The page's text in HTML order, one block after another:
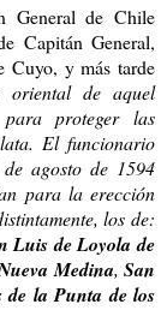
General de Chile
Capitán General,
Cuyo, y más tarde
oriental de aquel
proteger las
El funcionario
agosto de 1594
para la erección
los de:
Luis de Loyola de
Medina, San
la Punta de los